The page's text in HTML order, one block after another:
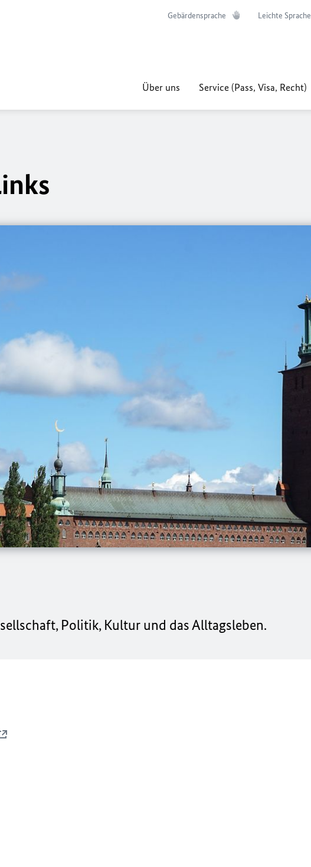
Gebärdensprache Leichte Sprache
Über uns Service (Pass, Visa, Recht)
Politik, Kultur und das Alltagsleben.